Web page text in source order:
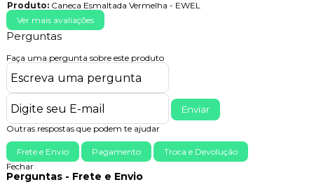
Produto:Caneca Esmaltada Vermelha - EWEL
Ver mais avaliações
Perguntas
Faça uma pergunta sobre este produto
Enviar
Outras respostas que podem te ajudar
Frete e Envio Pagamento
Troca e Devolução
Fechar
Perguntas - Frete e Envio